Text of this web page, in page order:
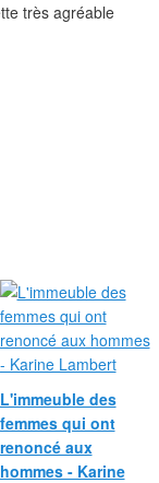
très agréable
L'immeuble des
femmes qui ont
renoncé aux
hommes - Karine